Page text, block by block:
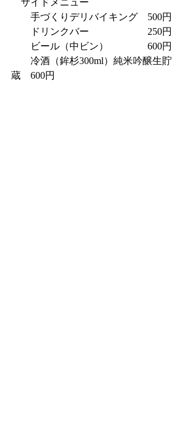
サイドメニュー
手づくりデリバイキング　500円
ドリンクバー　　　　　　250円
ビール（中ビン）　　　　600円
冷酒（鉾杉300ml）純米吟醸生貯
蔵　600円